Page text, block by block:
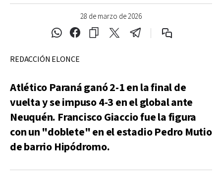
28 de marzo de 2026
REDACCIÓN ELONCE
Atlético Paraná ganó 2-1 en la final de
vuelta y se impuso 4-3 en el global ante
Neuquén. Francisco Giaccio fue la figura
con un "doblete" en el estadio Pedro Mutio
de barrio Hipódromo.